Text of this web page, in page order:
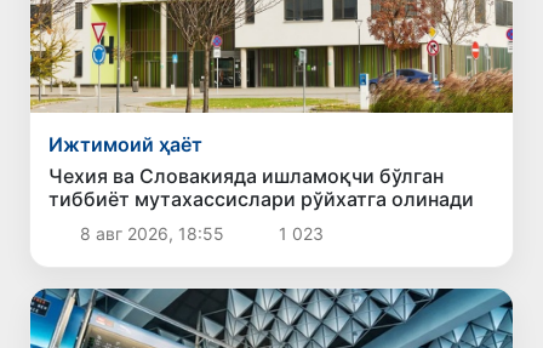
Ижтимоий ҳаёт
Чехия ва Словакияда ишламоқчи бўлган
тиббиёт мутахассислари рўйхатга олинади
8 авг 2026, 18:55 1 023